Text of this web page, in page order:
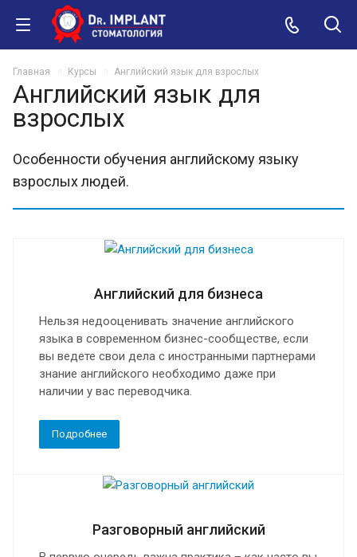
Главная Курсы Английский язык для взрослых
Английский язык для
взрослых
Особенности обучения английскому языку
взрослых людей.
Английский для бизнеса
Нельзя недооценивать значение английского
языка в современном бизнес-сообществе, если
вы ведете свои дела с иностранными партнерами
знание английского необходимо даже при
наличии у вас переводчика.
Подробнее
Разговорный английский